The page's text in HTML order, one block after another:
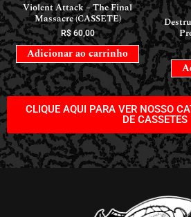
Violent Attack – The Final
Massacre (CASSETE)
R$60,00
Adicionar ao carrinho
CLIQUE AQUI PARA VER NOSSO
DE CASSETES